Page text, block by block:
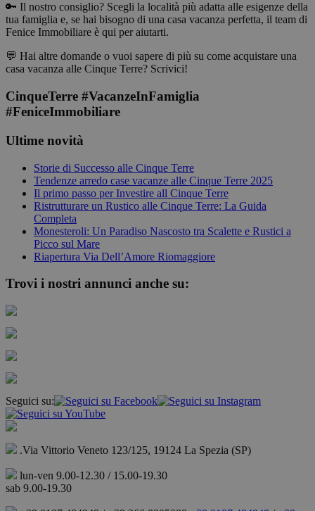
🔑 Il nostro consiglio? Scegli la località più adatta alle esigenze della
tua famiglia e, se hai bisogno di una casa vacanza perfetta, il team di
Fenice Immobiliare è qui per aiutarti.
💬 Hai altre domande o vuoi sapere di più su come acquistare una
casa vacanza alle Cinque Terre? Scrivici!
CinqueTerre #VacanzeInFamiglia
#FeniceImmobiliare
Ultime novità
Storie di Successo alle Cinque Terre
Tendenze arredo case vacanze alle Cinque Terre 2025
Il primo passo per Investire all Cinque Terre
Ristrutturare un Rustico alle Cinque Terre: La Guida
Completa
Monesteroli: Un Paradiso Nascosto tra Scalette e Rustici a
Picco sul Mare
Riapertura Via Dell’Amore Riomaggiore
Trovi i nostri annunci anche su:
Seguici su:
.Via Vittorio Veneto 123/125, 19124 La Spezia (SP)
lun-ven 9.00-12.30 / 15.00-19.30
sab 9.00-19.30